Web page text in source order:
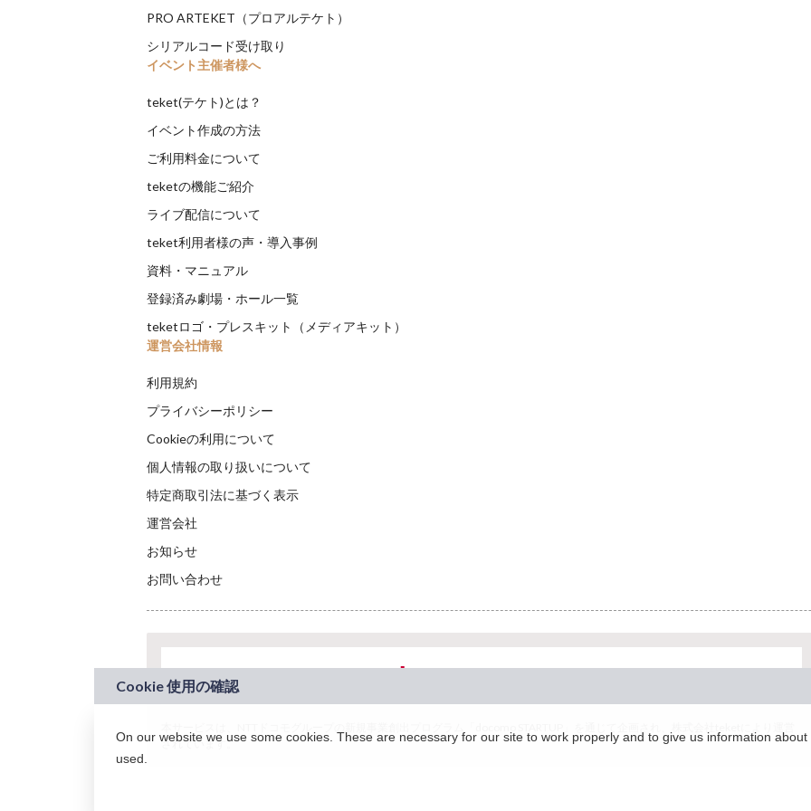
PRO ARTEKET（プロアルテケト）
シリアルコード受け取り
イベント主催者様へ
teket(テケト)とは？
イベント作成の方法
ご利用料金について
teketの機能ご紹介
ライブ配信について
teket利用者様の声・導入事例
資料・マニュアル
登録済み劇場・ホール一覧
teketロゴ・プレスキット（メディアキット）
運営会社情報
利用規約
プライバシーポリシー
Cookieの利用について
個人情報の取り扱いについて
特定商取引法に基づく表示
運営会社
お知らせ
お問い合わせ
されています。
On our website we use some cookies. These are necessary for our site to work properly and to give us information
used.